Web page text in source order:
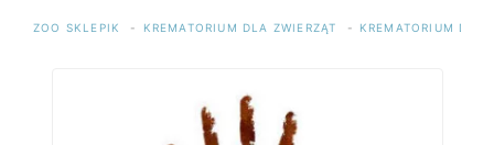
ZOO SKLEPIK KREMATORIUM DLA ZWIERZĄT KREMATORIUM DLA